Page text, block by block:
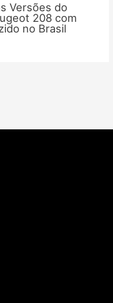
Versões do
208 com
no Brasil